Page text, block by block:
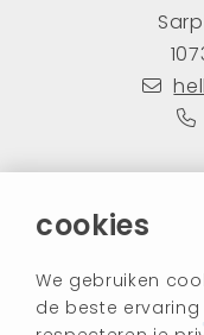
cookies
We gebruiken
de beste ervaring